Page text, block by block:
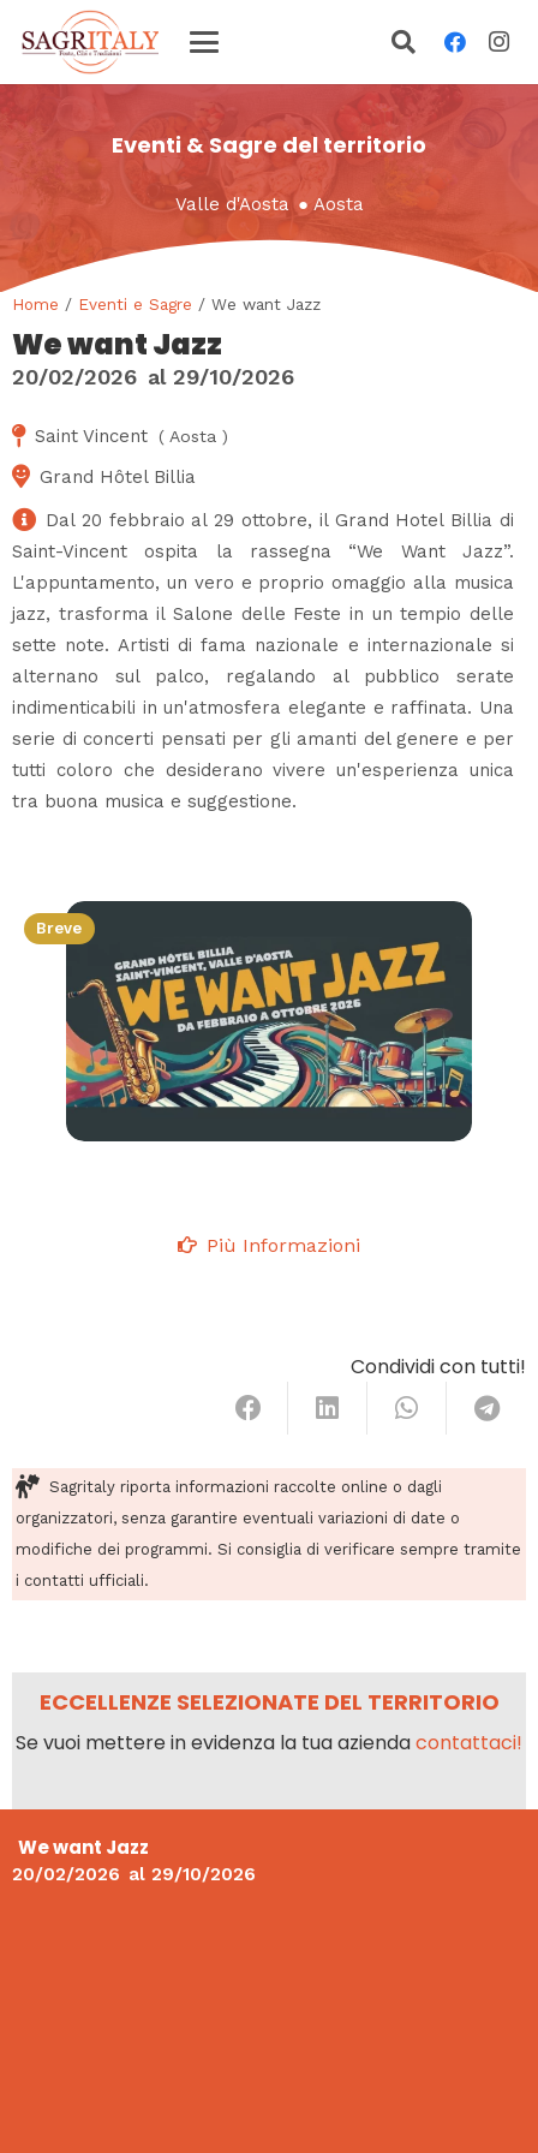
Eventi & Sagre del territorio
Valle d'Aosta ● Aosta
Home / Eventi e Sagre / We want Jazz
We want Jazz
20/02/2026 al 29/10/2026
Saint Vincent ( Aosta )
Grand Hôtel Billia
Dal 20 febbraio al 29 ottobre, il Grand Hotel Billia di
Saint-Vincent ospita la rassegna “We Want Jazz”.
L'appuntamento, un vero e proprio omaggio alla musica
jazz, trasforma il Salone delle Feste in un tempio delle
sette note. Artisti di fama nazionale e internazionale si
alternano sul palco, regalando al pubblico serate
indimenticabili in un'atmosfera elegante e raffinata. Una
serie di concerti pensati per gli amanti del genere e per
tutti coloro che desiderano vivere un'esperienza unica
tra buona musica e suggestione.
Breve
Più Informazioni
Condividi con tutti!
Sagritaly riporta informazioni raccolte online o dagli
organizzatori, senza garantire eventuali variazioni di date o
modifiche dei programmi. Si consiglia di verificare sempre tramite
i contatti ufficiali.
ECCELLENZE SELEZIONATE DEL TERRITORIO
Se vuoi mettere in evidenza la tua aziendacontattaci!
We want Jazz
20/02/2026 al 29/10/2026